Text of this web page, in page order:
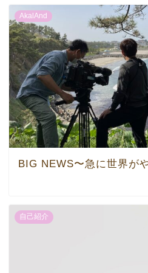
AkalAnd
BIG NEWS〜急に世界が
自己紹介